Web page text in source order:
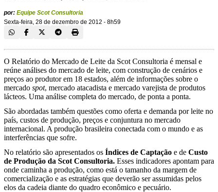
por: Equipe Scot Consultoria
Sexta-feira, 28 de dezembro de 2012 - 8h59
O Relatório do Mercado de Leite da Scot Consultoria é mensal e
reúne análises do mercado de leite, com construção de cenários e
preços ao produtor em 18 estados, além de informações sobre o
mercado spot, mercado atacadista e mercado varejista de produtos
lácteos. Uma análise completa do mercado, de ponta a ponta.
São abordadas também questões como oferta e demanda por leite no
país, custos de produção, preços e conjuntura no mercado
internacional. A produção brasileira conectada com o mundo e as
interferências que sofre.
No relatório são apresentados os Índices de Captação e de Custo
de Produção da Scot Consultoria. Esses indicadores apontam para
onde caminha a produção, como está o tamanho da margem de
comercialização e as estratégias que deverão ser assumidas pelos
elos da cadeia diante do quadro econômico e pecuário.